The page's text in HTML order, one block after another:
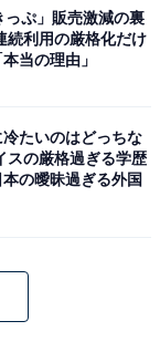
女性）」「貯
しい生活を強
入がなくなるの
ことが一番の
っぷ」販売激減の裏
続利用の厳格化だけ
当の理由」
冷たいのはどっちな
スの厳格過ぎる学歴
の曖昧過ぎる外国